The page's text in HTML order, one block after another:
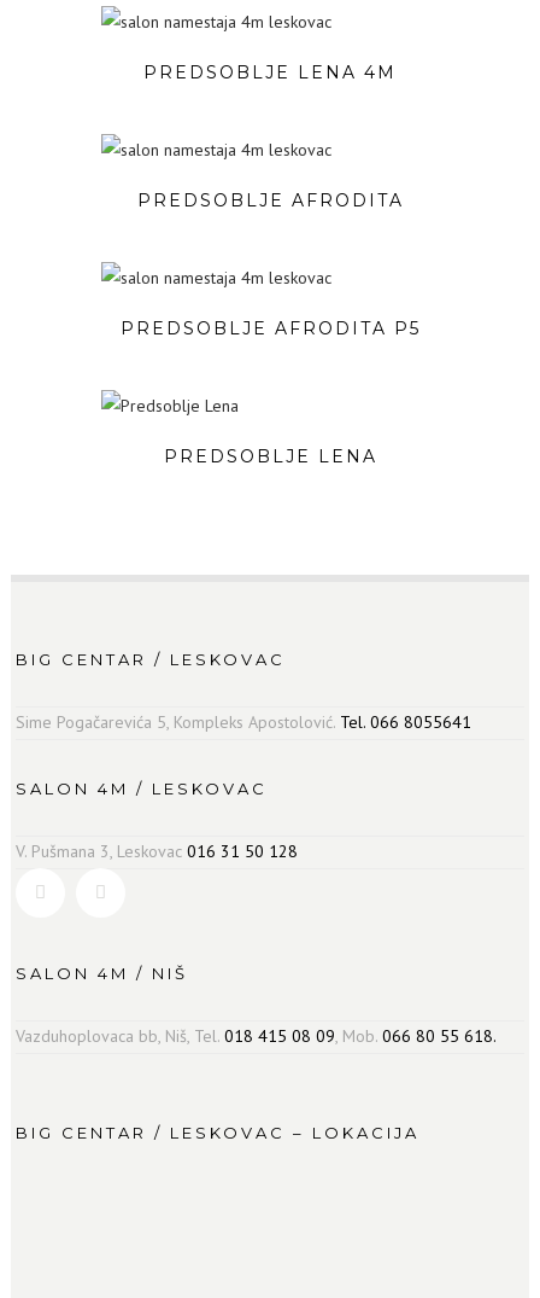
PREDSOBLJE LENA 4M
PREDSOBLJE AFRODITA
PREDSOBLJE AFRODITA P5
PREDSOBLJE LENA
BIG CENTAR / LESKOVAC
Sime Pogačarevića 5, Kompleks Apostolović. Tel. 066 8055641
SALON 4M / LESKOVAC
V. Pušmana 3, Leskovac016 31 50 128
SALON 4M / NIŠ
Vazduhoplovaca bb, Niš, Tel.018 415 08 09, Mob.066 80 55 618.
BIG CENTAR / LESKOVAC – LOKACIJA